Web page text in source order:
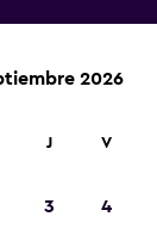
2026
J V
3 4